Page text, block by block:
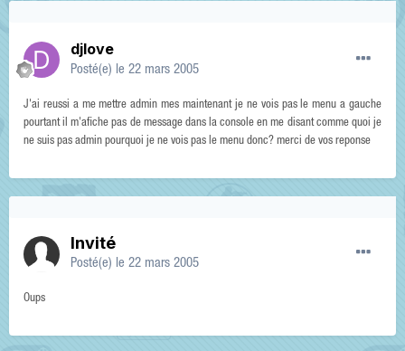
djlove
Posté(e) le 22 mars 2005
J'ai reussi a me mettre admin mes maintenant je ne vois pas le menu a gauche
pourtant il m'afiche pas de message dans la console en me disant comme quoi je
ne suis pas admin pourquoi je ne vois pas le menu donc? merci de vos reponse
Invité
Posté(e) le 22 mars 2005
Oups